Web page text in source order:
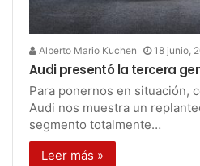
Alberto Mario Kuchen 18 junio,
Audi presentó la tercera
Para ponernos en situación,
Audi nos muestra un
segmento totalmente…
Leer más »